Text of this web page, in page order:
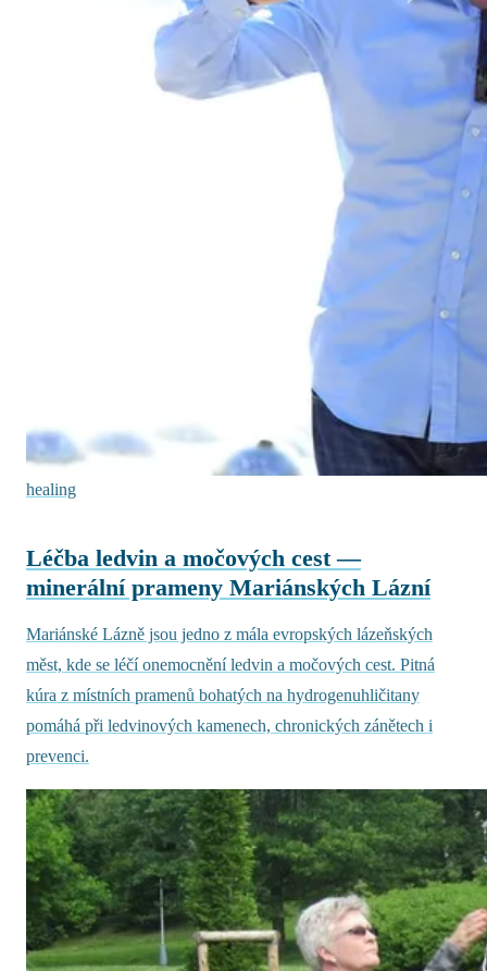
healing
Léčba ledvin a močových cest —
minerální prameny Mariánských Lázní
Mariánské Lázně jsou jedno z mála evropských lázeňských
měst, kde se léčí onemocnění ledvin a močových cest. Pitná
kúra z místních pramenů bohatých na hydrogenuhličitany
pomáhá při ledvinových kamenech, chronických zánětech i
prevenci.